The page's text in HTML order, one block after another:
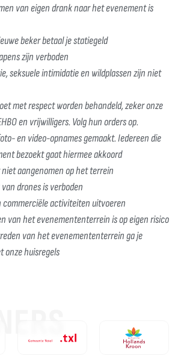
van eigen drank naar het evenement is
beker betaal je statiegeld
zijn verboden
seksuele intimidatie en wildplassen zijn niet
met respect worden behandeld, zeker onze
en vrijwilligers. Volg hun orders op.
en video-opnames gemaakt. Iedereen die
bezoekt gaat hiermee akkoord
aangenomen op het terrein
drones is verboden
commerciële activiteiten uitvoeren
van het evenemententerrein is op eigen risico
van het evenemententerrein ga je
onze huisregels